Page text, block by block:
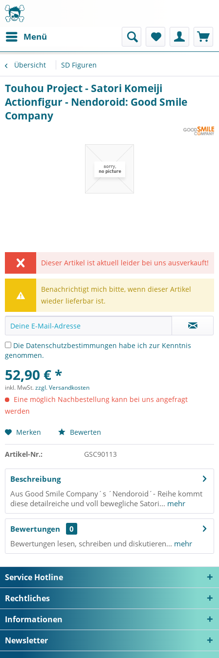
Menü
Übersicht SD Figuren
Touhou Project - Satori Komeiji
Actionfigur - Nendoroid: Good Smile
Company
Dieser Artikel ist aktuell leider bei uns ausverkauft!
Benachrichtigt mich bitte, wenn dieser Artikel
wieder lieferbar ist.
Die Datenschutzbestimmungen habe ich zur Kenntnis
genommen.
52,90 € *
inkl. MwSt.zzgl. Versandkosten
Eine möglich Nachbestellung kann bei uns angefragt
werden
Merken Bewerten
Artikel-Nr.: GSC90113
Beschreibung
Aus Good Smile Company´s ´Nendoroid´- Reihe kommt
diese detailreiche und voll bewegliche Satori... mehr
Bewertungen
0
Bewertungen lesen, schreiben und diskutieren... mehr
Service Hotline
Rechtliches
Informationen
Newsletter